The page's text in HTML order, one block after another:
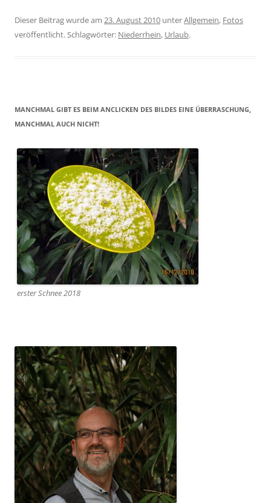
Dieser Beitrag wurde am 23. August 2010 unterAllgemein, Fotos
veröffentlicht. Schlagwörter: Niederrhein, Urlaub.
MANCHMAL GIBT ES BEIM ANCLICKEN DES BILDES EINE ÜBERRASCHUNG,
MANCHMAL AUCH NICHT!
erster Schnee 2018